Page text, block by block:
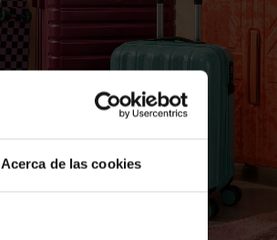
Acerca de las cookies